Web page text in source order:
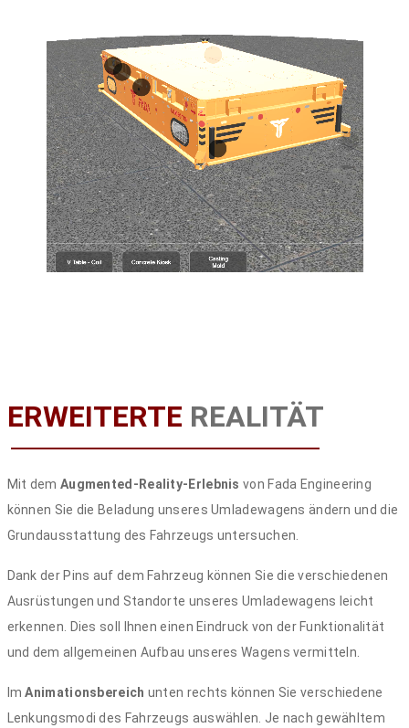
ERWEITERTE REALITÄT
Mit dem Augmented-Reality-Erlebnis von Fada Engineering
können Sie die Beladung unseres Umladewagens ändern und die
Grundausstattung des Fahrzeugs untersuchen.
Dank der Pins auf dem Fahrzeug können Sie die verschiedenen
Ausrüstungen und Standorte unseres Umladewagens leicht
erkennen. Dies soll Ihnen einen Eindruck von der Funktionalität
und dem allgemeinen Aufbau unseres Wagens vermitteln.
ImAnimationsbereich unten rechts können Sie verschiedene
Lenkungsmodi des Fahrzeugs auswählen. Je nach gewähltem